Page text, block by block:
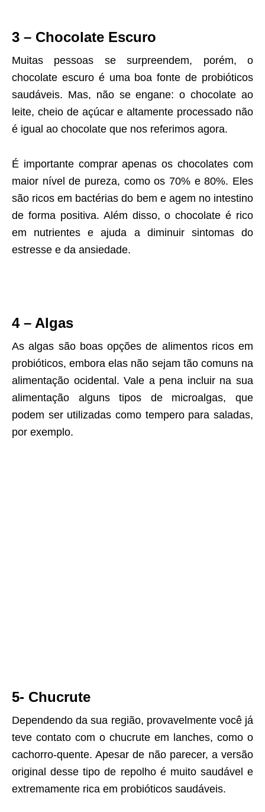
3 – Chocolate Escuro
Muitas pessoas se surpreendem, porém, o
chocolate escuro é uma boa fonte de probióticos
saudáveis. Mas, não se engane: o chocolate ao
leite, cheio de açúcar e altamente processado não
é igual ao chocolate que nos referimos agora.
É importante comprar apenas os chocolates com
maior nível de pureza, como os 70% e 80%. Eles
são ricos em bactérias do bem e agem no intestino
de forma positiva. Além disso, o chocolate é rico
em nutrientes e ajuda a diminuir sintomas do
estresse e da ansiedade.
4 – Algas
As algas são boas opções de alimentos ricos em
probióticos, embora elas não sejam tão comuns na
alimentação ocidental. Vale a pena incluir na sua
alimentação alguns tipos de microalgas, que
podem ser utilizadas como tempero para saladas,
por exemplo.
5- Chucrute
Dependendo da sua região, provavelmente você já
teve contato com o chucrute em lanches, como o
cachorro-quente. Apesar de não parecer, a versão
original desse tipo de repolho é muito saudável e
extremamente rica em probióticos saudáveis.